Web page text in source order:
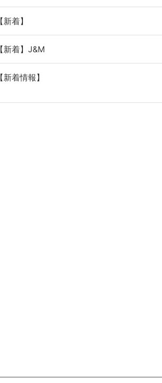
【新着】
【新着】J&M
【新着情報】